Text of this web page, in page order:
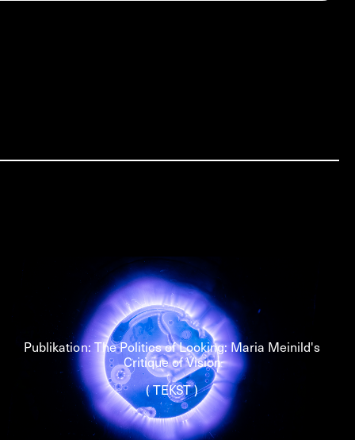
Publikation: The Politics of Looking: Maria Meinild's
Critique of Vision
( TEKST )